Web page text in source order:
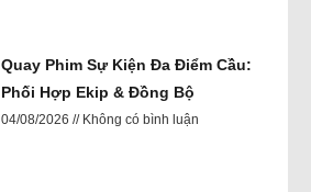
Quay Phim Sự Kiện Đa Điểm Cầu:
Phối Hợp Ekip & Đồng Bộ
04/08/2026 Không có bình luận